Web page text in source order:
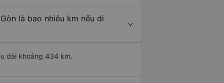
là bao nhiêu km nếu di
dài khoảng 434 km.